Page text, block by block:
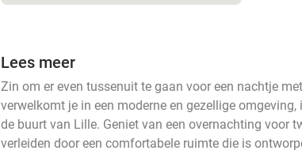
Lees meer
Zin om er even tussenuit te gaan voor een nachtje
verwelkomt je in een moderne en gezellige
de buurt van Lille. Geniet van een overnachting voor
verleiden door een comfortabele ruimte die is